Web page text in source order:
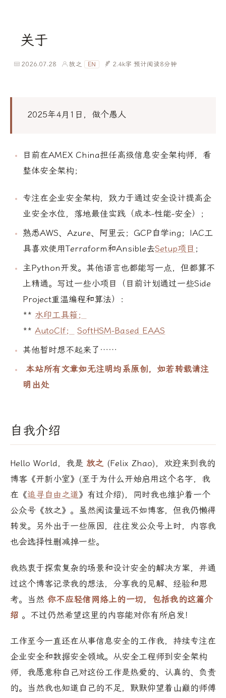
关于
2026.07.28 放之 EN 2.4k字 预计阅读8分钟
2025年4月1日，做个愚人
目前在AMEX China担任高级信息安全架构师，看
整体安全架构；
专注在企业安全架构，致力于通过安全设计提高企
业安全水位，落地最佳实践（成本-性能-安全）；
熟悉AWS、Azure、阿里云；GCP自学ing；IAC工
具喜欢使用Terraform和Ansible去Setup项目 ；
主Python开发。其他语言也都能写一点，但都算不
上精通。写过一些小项目（目前计划通过一些Side
Project重温编程和算法）：
** 水印工具箱；
**AutoClf；
SoftHSM-Based EAAS
其他暂时想不起来了……
本站所有文章如无注明均系原创，如若转载请注
明出处
自我介绍
Hello World，我是 放之 (Felix Zhao)，欢迎来到我的
博客《开新小室》(至于为什么开始启用这个名字，我
在《追寻自由之道》有过介绍)，同时我也维护着一个
公众号《放之》。虽然阅读量远不如博客，但我仍懒得
转发。另外出于一些原因，往往发公众号上时，内容我
也会选择性删减掉一些。
我热衷于探索复杂的场景和设计安全的解决方案，并通
过这个博客记录我的想法，分享我的见解、经验和思
考。当然 你不应轻信网络上的一切，包括我的这篇介
绍 。不过仍然希望这里的内容能对你有所启发！
工作至今一直还在从事信息安全的工作我，持续专注在
企业安全和数据安全领域。从安全工程师到安全架构
师，我愿意称自己对这份工作是热爱的、认真的、负责
的。当然我也知道自己的不足，默默仰望着山巅的师傅